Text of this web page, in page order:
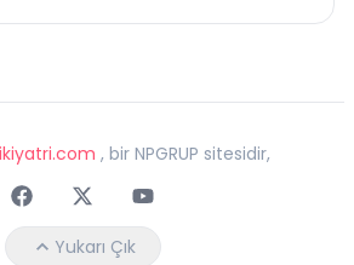
, bir NPGRUP sitesidir,
FaceebokTwitterYoutube
Yukarı Çık